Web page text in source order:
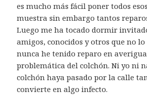
es mucho más fácil poner todos
muestra sin embargo tantos
Luego me ha tocado dormir
amigos, conocidos y otros que no
nunca he tenido reparo en
problemática del colchón. Ni yo ni
colchón haya pasado por la calle
convierte en algo infecto.